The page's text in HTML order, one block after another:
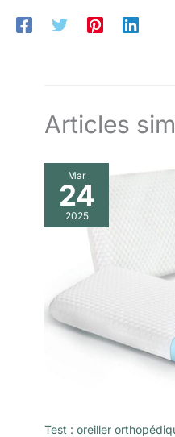
Articles
Mar
24
2025
Test : oreiller